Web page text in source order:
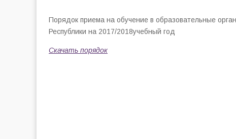
Порядок приема на обучение в образовательные
Республики на 2017/2018учебный год
Скачать порядок